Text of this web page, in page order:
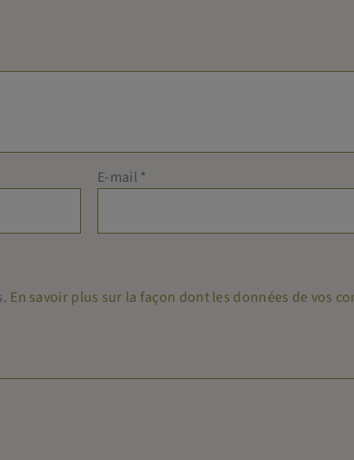
E-mail *
En savoir plus sur la façon dont les données de vos